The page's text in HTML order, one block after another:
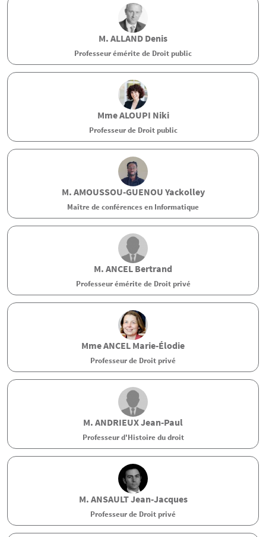
M. ALLAND Denis
Professeur émérite de Droit public
MmeALOUPI Niki
Professeur de Droit public
M. AMOUSSOU-GUENOU Yackolley
Maître de conférences en Informatique
M. ANCEL Bertrand
Professeur émérite de Droit privé
MmeANCEL Marie-Élodie
Professeur de Droit privé
M. ANDRIEUXJean-Paul
Professeur d'Histoire du droit
M. ANSAULTJean-Jacques
Professeur de Droit privé